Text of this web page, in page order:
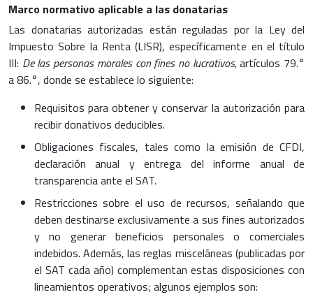
Marco normativo aplicable a las donatarias
Las donatarias autorizadas están reguladas por la Ley del
Impuesto Sobre la Renta (LISR), específicamente en el título
III: De las personas morales con fines no lucrativos,artículos 79.°
a 86.°, donde se establece lo siguiente:
Requisitos para obtener y conservar la autorización para
recibir donativos deducibles.
Obligaciones fiscales, tales como la emisión de CFDI,
declaración anual y entrega del informe anual de
transparencia ante el SAT.
Restricciones sobre el uso de recursos, señalando que
deben destinarse exclusivamente a sus fines autorizados
y no generar beneficios personales o comerciales
indebidos. Además, las reglas misceláneas (publicadas por
el SAT cada año) complementan estas disposiciones con
lineamientos operativos; algunos ejemplos son: